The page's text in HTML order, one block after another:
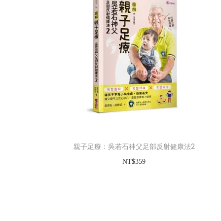
親子足療：吳若石神父足部反射健康法2
NT$359